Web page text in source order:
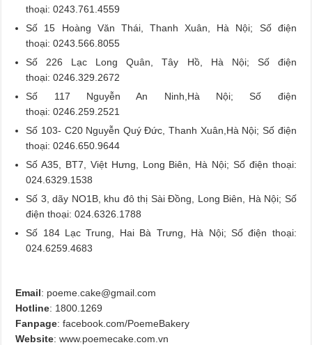
thoại: 0243.761.4559
Số 15 Hoàng Văn Thái, Thanh Xuân, Hà Nội; Số điện
thoại: 0243.566.8055
Số 226 Lạc Long Quân, Tây Hồ, Hà Nội; Số điện
thoại: 0246.329.2672
Số 117 Nguyễn An Ninh,Hà Nội; Số điện
thoại: 0246.259.2521
Số 103- C20 Nguyễn Quý Đức, Thanh Xuân,Hà Nội; Số điện
thoại: 0246.650.9644
Số A35, BT7, Việt Hưng, Long Biên, Hà Nội; Số điện thoại:
024.6329.1538
Số 3, dãy NO1B, khu đô thị Sài Đồng, Long Biên, Hà Nội; Số
điện thoại: 024.6326.1788
Số 184 Lạc Trung, Hai Bà Trưng, Hà Nội; Số điện thoại:
024.6259.4683
Email: poeme.cake@gmail.com
Hotline: 1800.1269
Fanpage: facebook.com/PoemeBakery
Website: www.poemecake.com.vn